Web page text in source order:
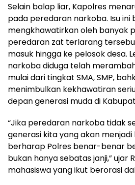
Selain balap liar, Kapolres
pada peredaran narkoba. Isu ini
mengkhawatirkan oleh banyak
peredaran zat terlarang
masuk hingga ke pelosok desa.
narkoba diduga telah
mulai dari tingkat SMA, SMP,
menimbulkan kekhawatiran
depan generasi muda di
“Jika peredaran narkoba tidak
generasi kita yang akan menjadi
berharap Polres benar-benar
bukan hanya sebatas janji,” ujar
mahasiswa yang ikut berorasi